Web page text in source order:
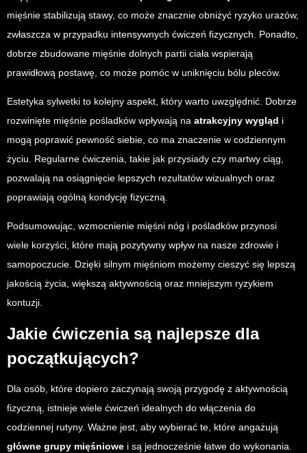
mięśnie stabilizują stawy, co może znacznie obniżyć ryzyko urazów,
zwłaszcza w przypadku intensywnych ćwiczeń fizycznych. Ponadto,
dobrze zbudowane mięśnie dolnych partii ciała wspierają
prawidłową postawę, co może pomóc w uniknięciu bólu pleców.
Estetyka sylwetki to kolejny aspekt, który warto uwzględnić. Dobrze
rozwinięte mięśnie pośladków wpływają na atrakcyjny wygląd i
mogą poprawić pewność siebie, co ma znaczenie w codziennym
życiu. Regularne ćwiczenia, takie jak przysiady czy martwy ciąg,
pozwalają na osiągnięcie lepszych rezultatów wizualnych oraz
poprawiają ogólną kondycję fizyczną.
Podsumowując, wzmocnienie mięśni nóg i pośladków przynosi
wiele korzyści, które mają pozytywny wpływ na nasze zdrowie i
samopoczucie. Dzięki silnym mięśniom możemy cieszyć się lepszą
jakością życia, większą aktywnością oraz mniejszym ryzykiem
kontuzji.
Jakie ćwiczenia są najlepsze dla
początkujących?
Dla osób, które dopiero zaczynają swoją przygodę z aktywnością
fizyczną, istnieje wiele ćwiczeń idealnych do włączenia do
codziennej rutyny. Ważne jest, aby wybierać te, które angażują
główne grupy mięśniowe i są jednocześnie łatwe do wykonania.